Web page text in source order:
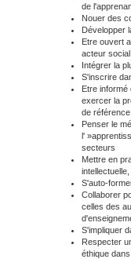
de
Nouer des
Développer
Etre ouvert
acteur
Intégrer la
S'inscrire
Etre informé
exercer la
de référence
Penser le
l'
secteurs
Mettre en
S'auto-
Collaborer
celles des
S'impliquer
Respecter
éthique